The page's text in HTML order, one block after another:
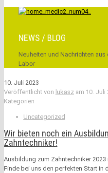
NEWS / BLOG
Neuheiten und Nachrichten
Labor
10. Juli 2023
Veröffentlicht von lukasz am 10. Juli
Kategorien
Uncategorized
Wir bieten noch ein
Zahntechniker!
Ausbildung zum Zahntechniker 2023
Finde bei uns den perfekten Start in